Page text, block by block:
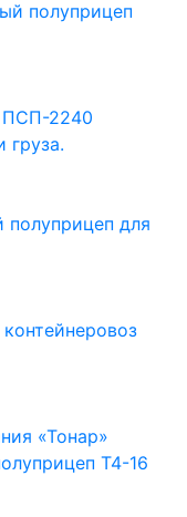
полуприцеп
ПСП-2240
груза.
для
«Тонар»
Т4-16